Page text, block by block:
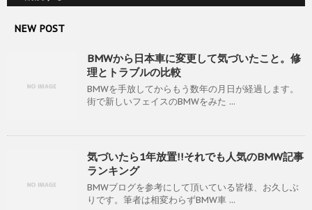
NEW POST
BMWから日本車に変更して気づいたこと。修
理とトラブルの比較
BMWを手放してからもう数年の月日が経過します。
街で新しいフェイスのBMWをみた ...
気づいたら1年放置!!それでも人気のBMW記事
ランキング
BMWブログを参考にして頂いている皆様、お久しぶ
りです。筆者は相変わらずBMW車 ...